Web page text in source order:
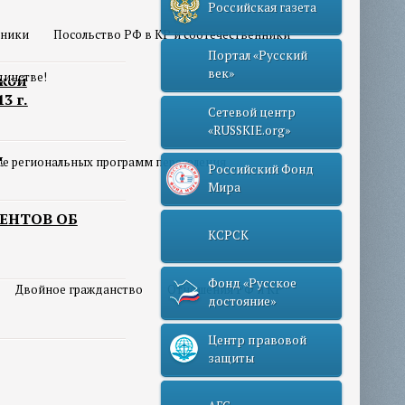
Посольство РФ в КР и соотечественники
региональных программ переселения
Двойное гражданство Отношения РФ и КР
г.
ОБ
Российская газета
Портал «Русский
век»
Сетевой центр
«RUSSKIE.org»
Российский Фонд
Мира
КСРСК
Фонд «Русское
достояние»
Центр правовой
защиты